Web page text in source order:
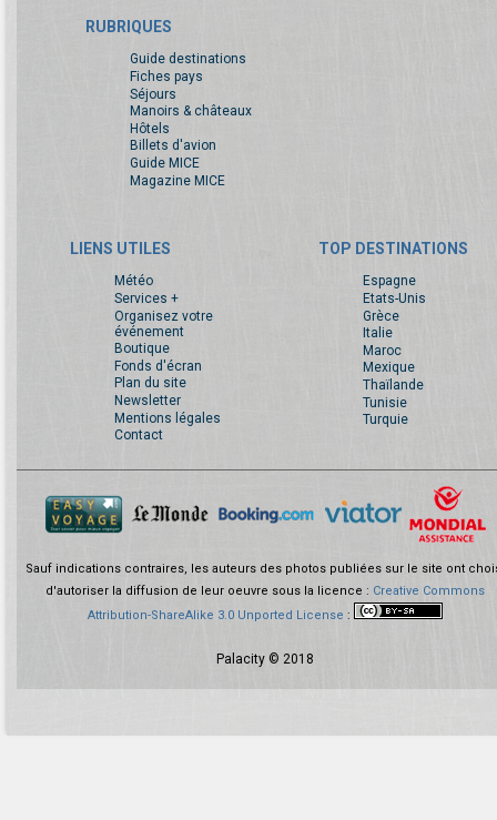
RUBRIQUES
Guide destinations
Fiches pays
Séjours
Manoirs & châteaux
Hôtels
Billets d'avion
Guide MICE
Magazine MICE
LIENS UTILES
Météo
Services +
Organisez votre
événement
Boutique
Fonds d'écran
Plan du site
Newsletter
Mentions légales
Contact
TOP DESTINATIONS
Espagne
Etats-Unis
Grèce
Italie
Maroc
Mexique
Thaïlande
Tunisie
Turquie
Sauf indications contraires, les auteurs des photos publiées sur le site ont
d'autoriser la diffusion de leur oeuvre sous la licence : Creative Commons
Attribution-ShareAlike 3.0 Unported License :
Palacity © 2018